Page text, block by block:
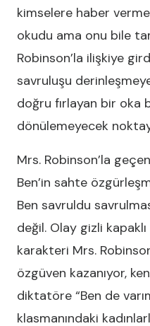
kimselere haber
okudu ama onu bile
Robinson’la ilişkiye
savruluşu
doğru fırlayan bir oka
dönülemeyecek
Mrs. Robinson’la
Ben’in sahte
Ben savruldu
değil. Olay gizli
karakteri Mrs.
özgüven kazanıyor,
diktatöre “Ben de
klasmanındaki